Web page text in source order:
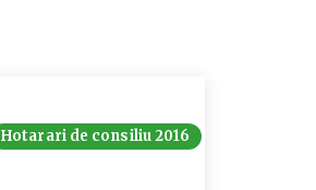
Hotarari de consiliu 2016